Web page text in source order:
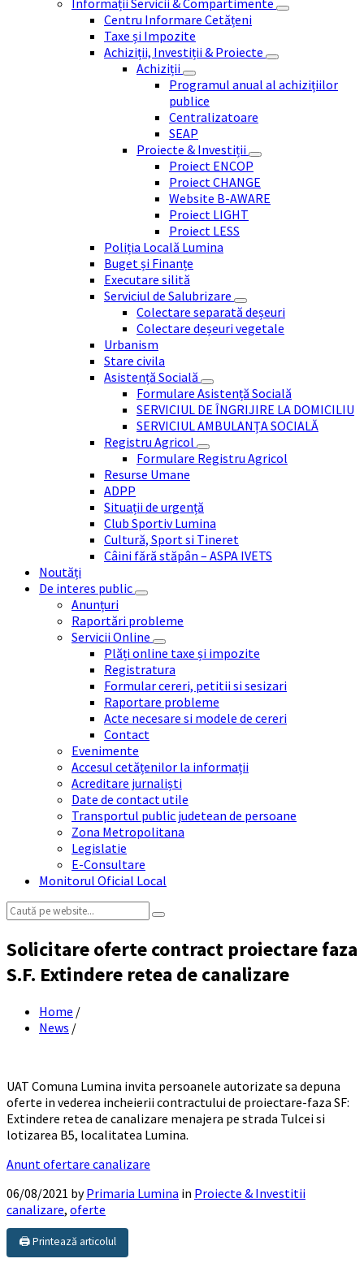
Informații Servicii & Compartimente
Centru Informare Cetățeni
Taxe și Impozite
Achiziții, Investiții & Proiecte
Achiziții
Programul anual al achizițiilor
publice
Centralizatoare
SEAP
Proiecte & Investiții
Proiect ENCOP
Proiect CHANGE
Website B-AWARE
Proiect LIGHT
Proiect LESS
Poliția Locală Lumina
Buget și Finanțe
Executare silită
Serviciul de Salubrizare
Colectare separată deșeuri
Colectare deșeuri vegetale
Urbanism
Stare civila
Asistență Socială
Formulare Asistență Socială
SERVICIUL DE ÎNGRIJIRE LA DOMICILIU
SERVICIUL AMBULANȚA SOCIALĂ
Registru Agricol
Formulare Registru Agricol
Resurse Umane
ADPP
Situații de urgență
Club Sportiv Lumina
Cultură, Sport si Tineret
Câini fără stăpân – ASPA IVETS
Noutăți
De interes public
Anunțuri
Raportări probleme
Servicii Online
Plăți online taxe și impozite
Registratura
Formular cereri, petitii si sesizari
Raportare probleme
Acte necesare si modele de cereri
Contact
Evenimente
Accesul cetățenilor la informații
Acreditare jurnaliști
Date de contact utile
Transportul public judetean de persoane
Zona Metropolitana
Legislatie
E-Consultare
Monitorul Oficial Local
Search:
Solicitare oferte contract proiectare faza
S.F. Extindere retea de canalizare
Home /
News /
UAT Comuna Lumina invita persoanele autorizate sa depuna
oferte in vederea incheierii contractului de proiectare-faza SF:
Extindere retea de canalizare menajera pe strada Tulcei si
lotizarea B5, localitatea Lumina.
Anunt ofertare canalizare
06/08/2021 byPrimaria Lumina in Proiecte & Investitii
canalizare, oferte
🖨️ Printează articolul